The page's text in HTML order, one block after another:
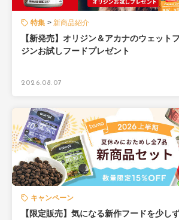
特集 新商品紹介
【新発売】オリジン＆アカナのウェット
ジンお試しフードプレゼント
2026.08.07
キャンペーン
【限定販売】気になる新作フードを少